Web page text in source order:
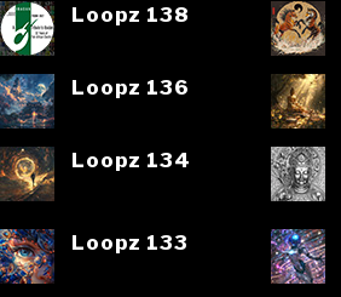
Loopz 138
Loopz 136
Loopz 134
Loopz 133